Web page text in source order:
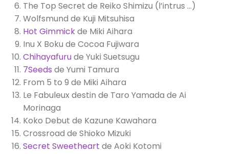
The Top Secret de Reiko Shimizu (l’intrus …)
Wolfsmund de Kuji Mitsuhisa
Hot Gimmickde Miki Aihara
Inu X Boku de Cocoa Fujiwara
Chihayafurude Yuki Suetsugu
7Seeds de Yumi Tamura
From 5 to 9 de Miki Aihara
Le Fabuleux destin de Taro Yamada de Ai
Morinaga
Koko Debut de Kazune Kawahara
Crossroad de Shioko Mizuki
Secret Sweetheart de Aoki Kotomi